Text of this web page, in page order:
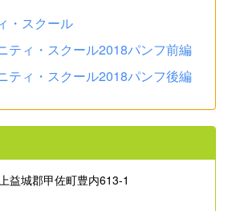
・スクール
ティ・スクール2018パンフ前編
ティ・スクール2018パンフ後編
益城郡甲佐町豊内613-1